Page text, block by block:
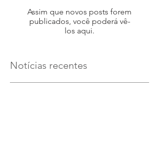
Assim que novos posts forem
publicados, você poderá vê-
los aqui.
Notícias recentes